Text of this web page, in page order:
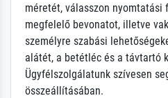
méretét, válasszon nyomtatási
megfelelő bevonatot, illetve
személyre szabási
alátét, a betétléc és a távtartó
Ügyfélszolgálatunk szívesen
összeállításában.